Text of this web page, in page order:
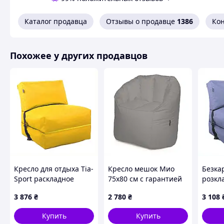
конструкция позволяет ребенку самостоятельно
Технические характеристики:
Цвет:синий;
бескаркасный органайзер-сиденья.
Сделайте детскую комнату чистой и стильной без усилий.
выгодной цене уже сейчас!
Каталог продавца Отзывы о продавце 1386
Похожее у других продавцов
Кресло для отдыха Tia-
Sport раскладное
3 876 ₴
Купить
Кресло мешок Мио
75х80 см с гарантией
2 780 ₴
Купить
0666-
3 108